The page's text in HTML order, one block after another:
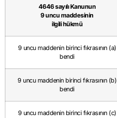
4646 sayılı Kanunun
9 uncu maddesinin
ilgili hükmü
9 uncu maddenin birinci fıkrasının (a)
bendi
9 uncu maddenin birinci fıkrasının (b)
bendi
9 uncu maddenin birinci fıkrasının (c)